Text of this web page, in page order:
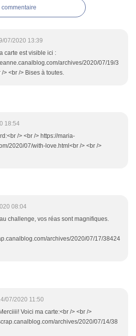
07/2020 13:39
carte est visible ici :
archives/2020/07/19/3
> <br /> Bises à toutes.
18:54
/> <br /> https://maria-
2020/07/with-love.html<br /> <br />
08:04
challenge, vos réas sont magnifiques.
archives/2020/07/17/38424
07/2020 11:50
Voici ma carte:<br /> <br />
archives/2020/07/14/38